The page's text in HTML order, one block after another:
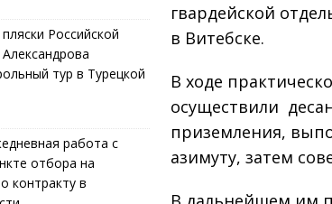
гвардейской
в Витебске.
В ходе
осуществили
приземления,
азимуту, затем
Российской
тур в Турецкой
работа с
отбора на
контракту в